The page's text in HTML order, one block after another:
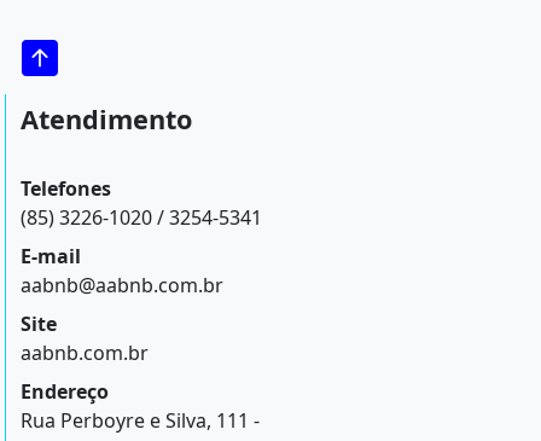
Atendimento
Telefones
(85) 3226-1020 / 3254-5341
E-mail
aabnb@aabnb.com.br
Site
aabnb.com.br
Endereço
Rua Perboyre e Silva, 111 -